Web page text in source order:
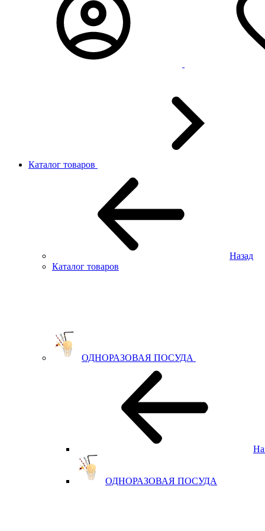
Каталог товаров
Назад
Каталог товаров
ОДНОРАЗОВАЯ ПОСУДА
ОДНОРАЗОВАЯ ПОСУДА